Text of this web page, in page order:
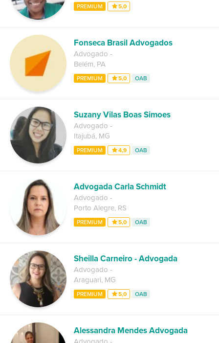
PREMIUM 5,0
Fonseca Brasil Advogados
Advogado -
Belém, PA
PREMIUM 5,0 OAB
Suzany Vilas Boas Simoes
Advogado -
Itajubá, MG
PREMIUM 4,9 OAB
Advogada Carla Schmidt
Advogado -
Porto Alegre, RS
PREMIUM 5,0 OAB
Sheilla Carneiro - Advogada
Advogado -
Araguari, MG
PREMIUM 5,0 OAB
Alessandra Mendes Advogada